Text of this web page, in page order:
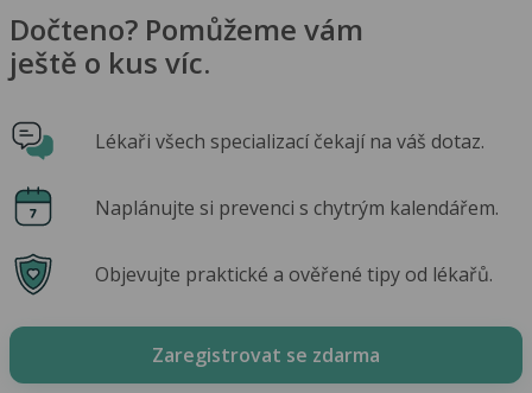
Dočteno? Pomůžeme vám
ještě o kus víc.
Lékaři všech specializací čekají na váš dotaz.
Naplánujte si prevenci s chytrým kalendářem.
Objevujte praktické a ověřené tipy od lékařů.
Zaregistrovat se zdarma